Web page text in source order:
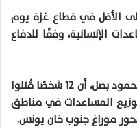
37 شخصًا على الأقل في قطاع غزة يوم
المساعدات الإنسانية، وفقًا للدفاع
وأفاد الناطق باسم الدفاع المدني، محمود بصل، أن 12 شخصًا قُتلوا
توزيع المساعدات في مناطق
موراغ جنوب خان يونس.